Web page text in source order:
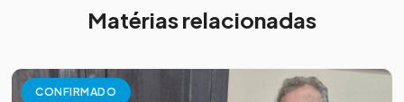
Matérias relacionadas
CONFIRMADO